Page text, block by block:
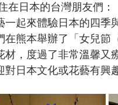
日本的台灣朋友們：
一起來體驗日本的四季
在熊本舉辦了「女兒節
材，度過了非常溫馨又
對日本文化或花藝有興